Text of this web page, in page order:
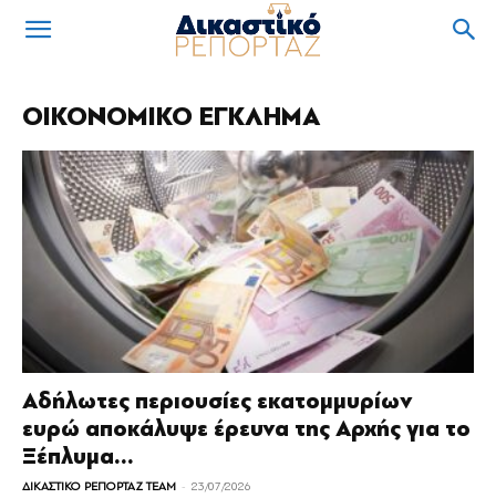
OIKONOMIKO ΕΓΚΛΗΜΑ
Αδήλωτες περιουσίες εκατομμυρίων
ευρώ αποκάλυψε έρευνα της Αρχής για το
Ξέπλυμα...
ΔΙΚΑΣΤΙΚΟ ΡΕΠΟΡΤΑΖ TEAM - 23/07/2026